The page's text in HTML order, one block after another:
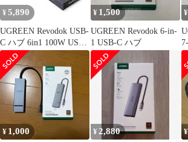
¥ 5,890
UGREEN Revodok USB-
C ハブ 6in1 100W USB
PD対応 4K 60Hz 10Gbps
高速データ転送 HDMI
ポート USB C 3.2 &
USB-A 3.2 MacBook
Pro/Air、iPad Pro、
ThinkpaJu
¥ 1,500
UGREEN Revodok 6-in-
1 USB-C ハブ
¥
¥ 1,000 ¥ 2,880 ¥